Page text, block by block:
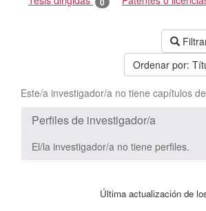
Ordenar por:
Este/a investigador/a no tiene capítulos
Perfiles de investigador/a
El/la investigador/a no tiene perfiles.
Última actualización de